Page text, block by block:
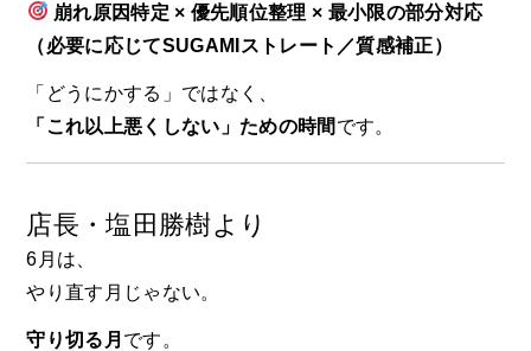
崩れ原因特定 × 優先順位整理 × 最小限の部分対応
（必要に応じてSUGAMIストレート／質感補正）
「どうにかする」ではなく、
「これ以上悪くしない」ための時間 です。
店長・塩田勝樹より
6月は、
やり直す月じゃない。
守り切る月 です。